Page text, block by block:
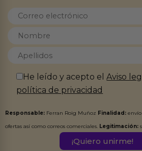
He leído y acepto elAviso
política de privacidad
Responsable: Ferran Roig Muñoz Finalidad:
ofertas así como correos comerciales. Legitimación:
Destinatarios:Ferran Roig Muñoz.